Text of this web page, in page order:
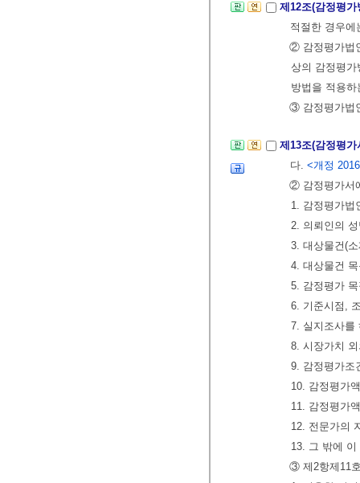
제12조(감정평
적절한 경우
② 감정평가법
상의 감정평
방법을 적용
③ 감정평가법
제13조(감정평
다. <개정
② 감정평가서
1. 감정평가법
2. 의뢰인의
3. 대상물건(
4. 대상물건
5. 감정평가
6. 기준시점,
7. 실지조사를
8. 시장가치
9. 감정평가조
10. 감정평가액
11. 감정평가
12. 전문가의
13. 그 밖에
③ 제2항제11